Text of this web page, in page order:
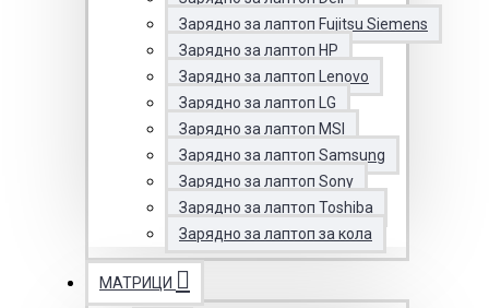
Зарядно за лаптоп Fujitsu Siemens
Зарядно за лаптоп HP
Зарядно за лаптоп Lenovo
Зарядно за лаптоп LG
Зарядно за лаптоп MSI
Зарядно за лаптоп Samsung
Зарядно за лаптоп Sony
Зарядно за лаптоп Toshiba
Зарядно за лаптоп за кола
МАТРИЦИ